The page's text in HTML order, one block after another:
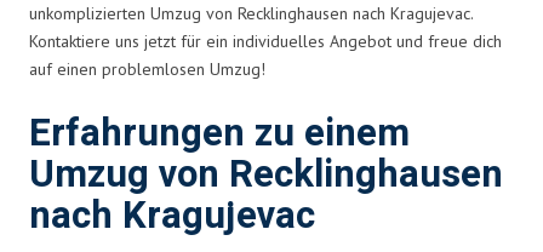
unkomplizierten Umzug von Recklinghausen nach Kragujevac.
Kontaktiere uns jetzt für ein individuelles Angebot und freue dich
auf einen problemlosen Umzug!
Erfahrungen zu einem
Umzug von Recklinghausen
nach Kragujevac